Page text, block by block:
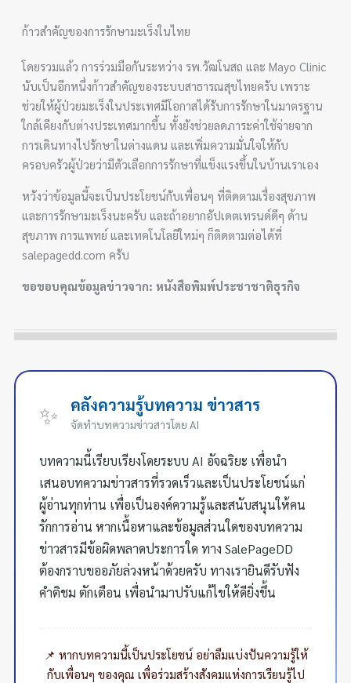
ก้าวสำคัญของการรักษามะเร็งในไทย
โดยรวมแล้ว การร่วมมือกันระหว่าง รพ.วัฒโนสถ และ Mayo Clinic
นับเป็นอีกหนึ่งก้าวสำคัญของระบบสาธารณสุขไทยครับ เพราะ
ช่วยให้ผู้ป่วยมะเร็งในประเทศมีโอกาสได้รับการรักษาในมาตรฐาน
ใกล้เคียงกับต่างประเทศมากขึ้น ทั้งยังช่วยลดภาระค่าใช้จ่ายจาก
การเดินทางไปรักษาในต่างแดน และเพิ่มความมั่นใจให้กับ
ครอบครัวผู้ป่วยว่ามีตัวเลือกการรักษาที่แข็งแรงขึ้นในบ้านเราเอง
หวังว่าข้อมูลนี้จะเป็นประโยชน์กับเพื่อนๆ ที่ติดตามเรื่องสุขภาพ
และการรักษามะเร็งนะครับ และถ้าอยากอัปเดตเทรนด์ดีๆ ด้าน
สุขภาพ การแพทย์ และเทคโนโลยีใหม่ๆ ก็ติดตามต่อได้ที่
salepagedd.com ครับ
ขอขอบคุณข้อมูลข่าวจาก: หนังสือพิมพ์ประชาชาติธุรกิจ
✨ คลังความรู้บทความ ข่าวสาร
จัดทำบทความข่าวสารโดย AI
บทความนี้เรียบเรียงโดยระบบ AI อัจฉริยะ เพื่อนำ
เสนอบทความข่าวสารที่รวดเร็วและเป็นประโยชน์แก่
ผู้อ่านทุกท่าน เพื่อเป็นองค์ความรู้และสนับสนุนให้คน
รักการอ่าน หากเนื้อหาและข้อมูลส่วนใดของบทความ
ข่าวสารมีข้อผิดพลาดประการใด ทาง SalePageDD
ต้องกราบขออภัยล่วงหน้าด้วยครับ ทางเรายินดีรับฟัง
คำติชม ตักเตือน เพื่อนำมาปรับแก้ไขให้ดียิ่งขึ้น
📌 หากบทความนี้เป็นประโยชน์ อย่าลืมแบ่งปันความรู้ให้
กับเพื่อนๆ ของคุณ เพื่อร่วมสร้างสังคมแห่งการเรียนรู้ไป